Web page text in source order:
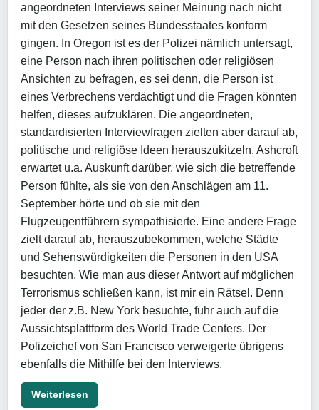
angeordneten Interviews seiner Meinung nach nicht
mit den Gesetzen seines Bundesstaates konform
gingen. In Oregon ist es der Polizei nämlich untersagt,
eine Person nach ihren politischen oder religiösen
Ansichten zu befragen, es sei denn, die Person ist
eines Verbrechens verdächtigt und die Fragen könnten
helfen, dieses aufzuklären. Die angeordneten,
standardisierten Interviewfragen zielten aber darauf ab,
politische und religiöse Ideen herauszukitzeln. Ashcroft
erwartet u.a. Auskunft darüber, wie sich die betreffende
Person fühlte, als sie von den Anschlägen am 11.
September hörte und ob sie mit den
Flugzeugentführern sympathisierte. Eine andere Frage
zielt darauf ab, herauszubekommen, welche Städte
und Sehenswürdigkeiten die Personen in den USA
besuchten. Wie man aus dieser Antwort auf möglichen
Terrorismus schließen kann, ist mir ein Rätsel. Denn
jeder der z.B. New York besuchte, fuhr auch auf die
Aussichtsplattform des World Trade Centers. Der
Polizeichef von San Francisco verweigerte übrigens
ebenfalls die Mithilfe bei den Interviews.
Weiterlesen